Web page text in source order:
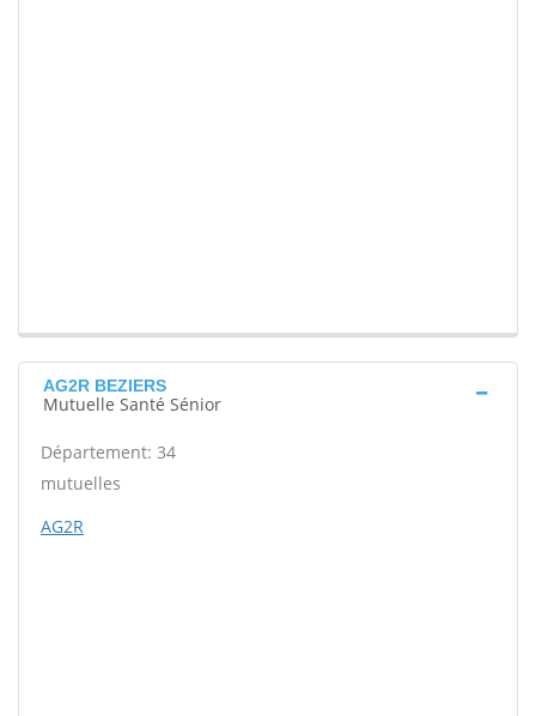
AG2R BEZIERS
Mutuelle Santé Sénior
Département: 34
mutuelles
AG2R